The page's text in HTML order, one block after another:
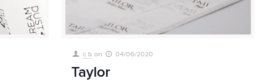
c b on 04/06/2020
Taylor